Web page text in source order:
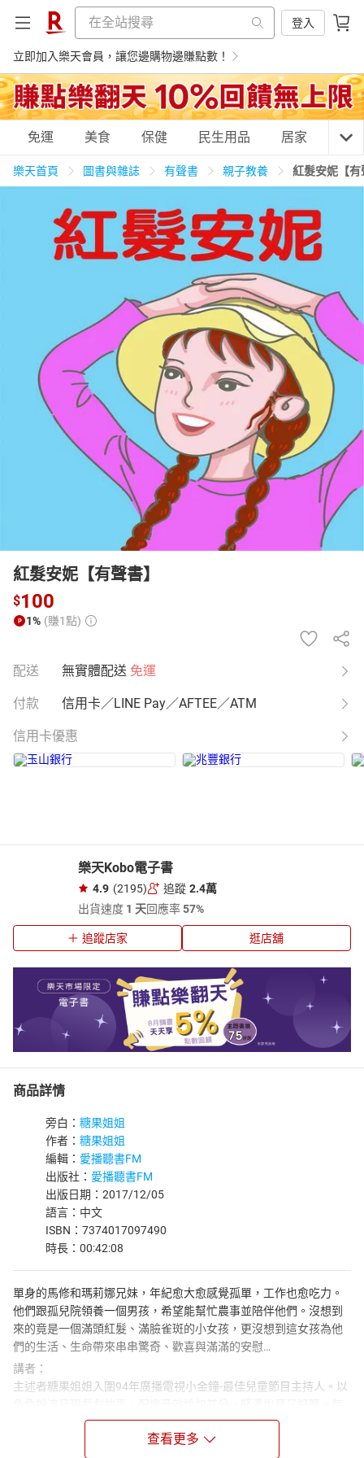
登入
立即加入樂天會員，讓您邊購物邊賺點數！
購物網分類
天天免運 美食蛋糕 養生保健 民生用品
運動休閒 親子玩具
女裝 化妝保養 情趣用品
日本購物 電子/紙本書
HOT
免運 美食 保健 民生用品 居家 3C
樂天首頁 圖書與雜誌 有聲書 親子教養 紅髮安妮【有
紅髮安妮【有聲書】
$100
1% (賺1點)
配送 無實體配送 免運
付款 信用卡／LINE Pay／AFTEE／ATM
信用卡優惠
樂天Kobo電子書
4.9 (2195) 追蹤 2.4萬
出貨速度 1 天回應率57%
追蹤店家 逛店舖
商品詳情
旁白： 糖果姐姐
作者： 糖果姐姐
編輯： 愛播聽書FM
出版社： 愛播聽書FM
出版日期：2017/12/05
語言：中文
ISBN：7374017097490
時長：00:42:08
單身的馬修和瑪莉娜兄妹，年紀愈大愈感覺孤單，工作也愈吃力。
他們跟孤兒院領養一個男孩，希望能幫忙農事並陪伴他們。沒想到
來的竟是一個滿頭紅髮、滿臉雀斑的小女孩，更沒想到這女孩為他
們的生活、生命帶來串串驚奇、歡喜與滿滿的安慰…
講者：
主述者糖果姐姐入圍94年廣播電視小金鐘-最佳兒童節目主持人。以
集附「甜蜜叮嚀」，啟迪小朋友的生命智慧及教導生活習慣。糖果
姐姐所說的故事，期望可以帶動所有陪伴孩子成長的大人和孩子一
查看更多